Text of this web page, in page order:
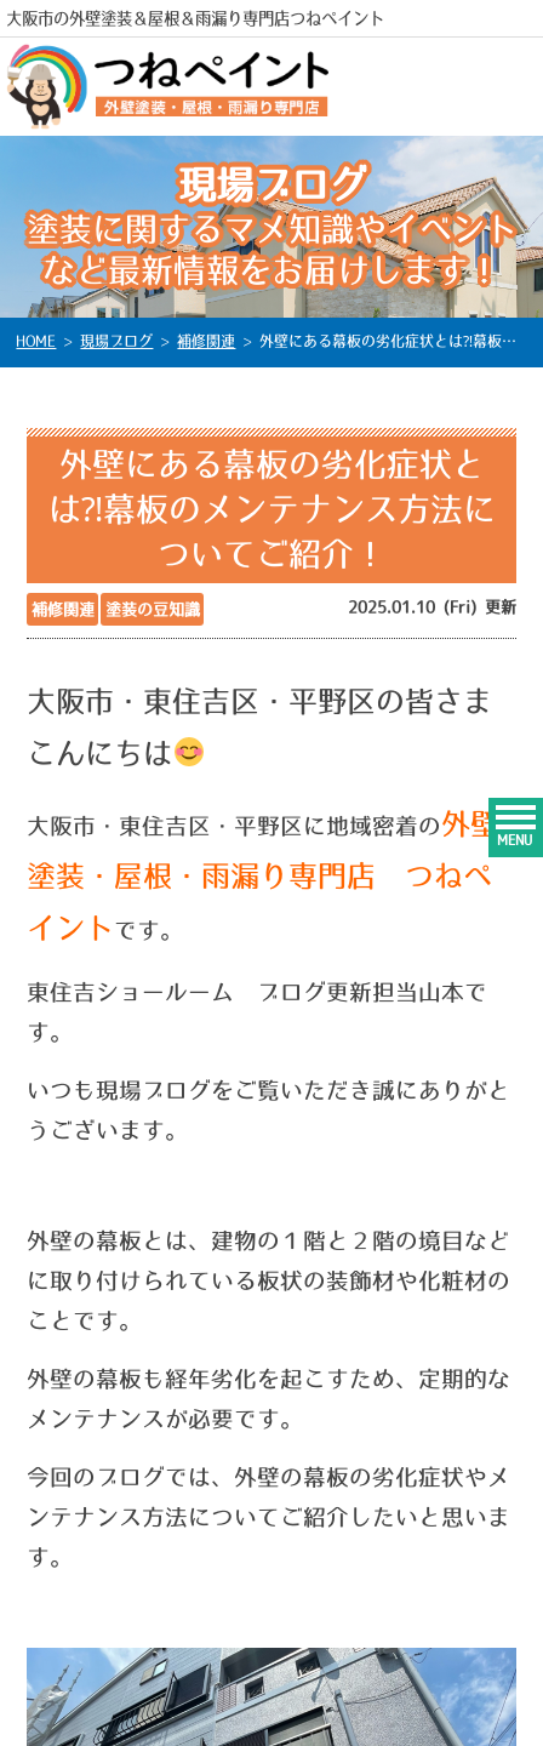
大阪市の外壁塗装＆屋根＆雨漏り専門店つねペイント
電話
MENU
現場ブログ
塗装に関するマメ知識やイベント
など最新情報をお届けします！
HOME >現場ブログ >補修関連 >外壁にある幕板の劣化症状とは⁈幕板のメンテナンス方法についてご紹介！
外壁にある幕板の劣化症状と
は⁈幕板のメンテナンス方法に
ついてご紹介！
補修関連 塗装の豆知識 2025.01.10 (Fri) 更新
大阪市・東住吉区・平野区の皆さま
こんにちは
大阪市・東住吉区・平野区に地域密着の外壁
塗装・屋根・雨漏り専門店 つねペ
イント です。
東住吉ショールーム ブログ更新担当山本で
す。
いつ も現場ブログをご覧いただき誠にありがと
うございます。
外壁の幕板とは、建物の１階と２階の境目など
に取り付けられている板状の装飾材や化粧材の
ことです。
外壁の幕板も経年劣化を起こすため、定期的な
メンテナンスが必要です。
今回のブログでは、外壁の幕板の劣化症状やメ
ンテナンス方法についてご紹介したいと思いま
す。